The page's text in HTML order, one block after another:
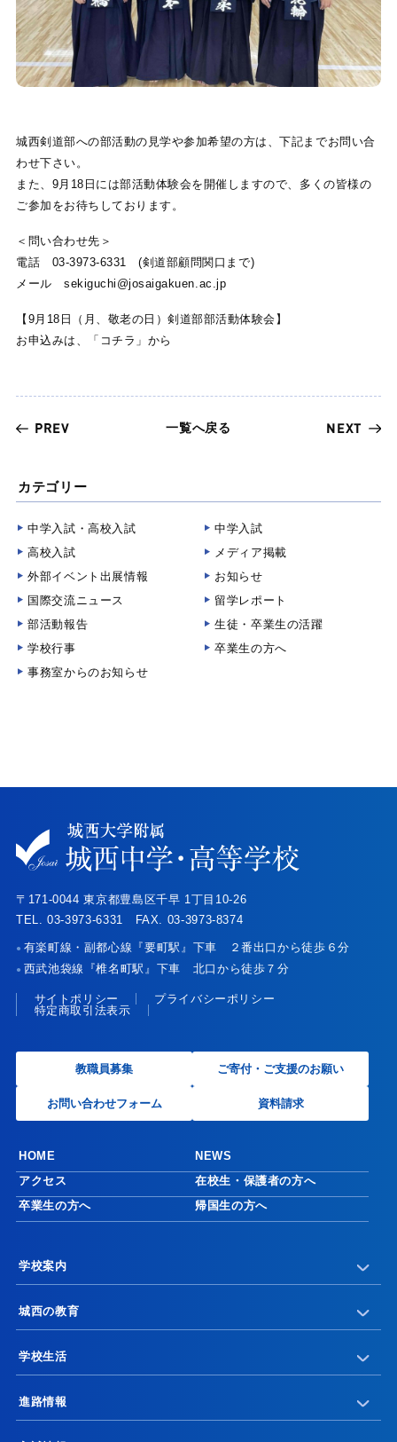
城西剣道部への部活動の見学や参加希望の方は、下記までお問い合
わせ下さい。
また、9月18日には部活動体験会を開催しますので、多くの皆様の
ご参加をお待ちしております。
＜問い合わせ先＞
電話 03-3973-6331 (剣道部顧問関口まで)
メール sekiguchi@josaigakuen.ac.jp
【9月18日（月、敬老の日）剣道部部活動体験会】
お申込みは、「コチラ」から
PREV 一覧へ戻る NEXT
カテゴリー
中学入試・高校入試
中学入試
高校入試
メディア掲載
外部イベント出展情報
お知らせ
国際交流ニュース
留学レポート
部活動報告
生徒・卒業生の活躍
学校行事
卒業生の方へ
事務室からのお知らせ
〒171-0044 東京都豊島区千早 1丁目10-26
TEL. 03-3973-6331 FAX. 03-3973-8374
● 有楽町線・副都心線『要町駅』下車 ２番出口から徒歩６分
● 西武池袋線『椎名町駅』下車 北口から徒歩７分
サイトポリシー
プライバシーポリシー
特定商取引法表示
教職員募集 ご寄付・ご支援のお願い
お問い合わせフォーム 資料請求
HOME
NEWS
アクセス
在校生・保護者の方へ
卒業生の方へ
帰国生の方へ
学校案内
城西の教育
学校生活
進路情報